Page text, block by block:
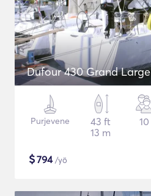
Dufour 430 Grand Large
Purjevene
43 ft
13 m
10
$794/yö